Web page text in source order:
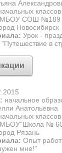
классов
МБОУ СОШ №189
Новосибирск
Урок -
в
начальное
Анатольевна
классов
МБОУ"Школа № 60
Рязань
Опыт
мне!"